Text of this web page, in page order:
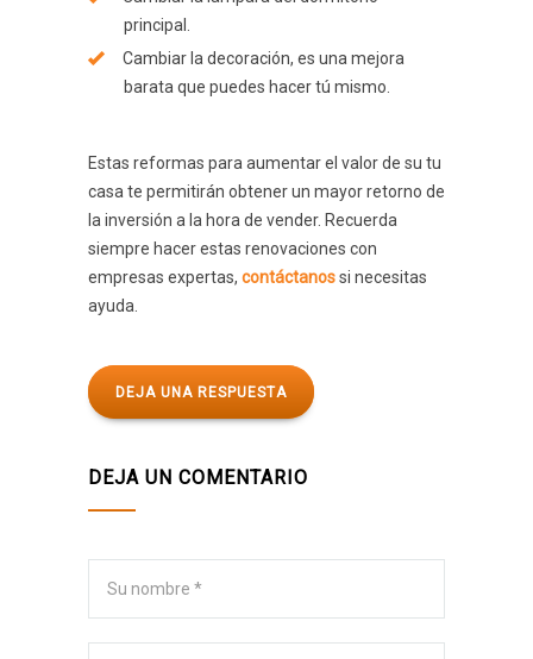
principal.
Cambiar la decoración, es una mejora
barata que puedes hacer tú mismo.
Estas reformas para aumentar el valor de su tu
casa te permitirán obtener un mayor retorno de
la inversión a la hora de vender. Recuerda
siempre hacer estas renovaciones con
empresas expertas, contáctanossi necesitas
ayuda.
DEJA UNA RESPUESTA
DEJA UN COMENTARIO